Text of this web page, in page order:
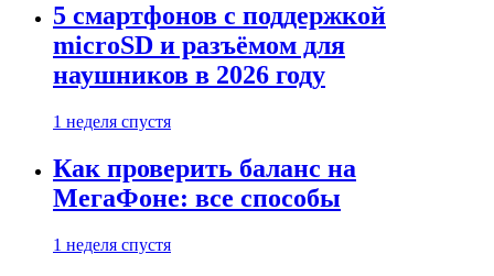
5 смартфонов с поддержкой
microSD и разъёмом для
наушников в 2026 году
1 неделя спустя
Как проверить баланс на
МегаФоне: все способы
1 неделя спустя